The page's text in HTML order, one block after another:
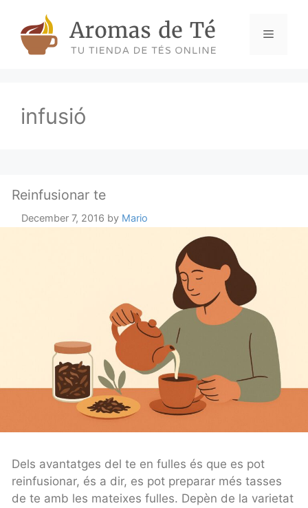
content
Menu
infusió
Reinfusionar te
December 7, 2016 by Mario
Dels avantatges del te en fulles és que es pot
reinfusionar, és a dir, es pot preparar més tasses
de te amb les mateixes fulles. Depèn de la varietat